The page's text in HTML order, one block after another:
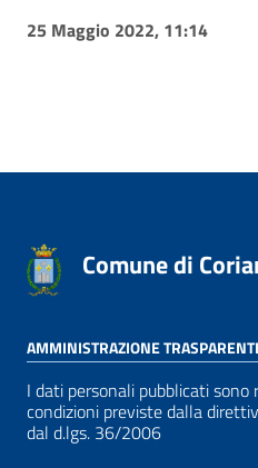
25 Maggio 2022, 11:14
Comune di
AMMINISTRAZIONE
I dati personali pubblicati sono
condizioni previste dalla
dal d.lgs. 36/2006